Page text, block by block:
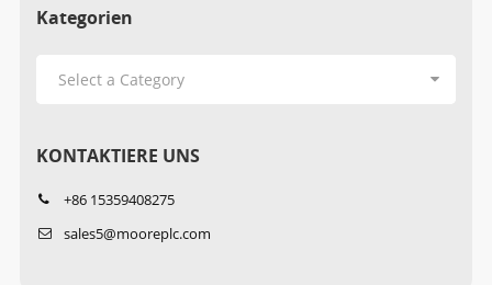
Kategorien
KONTAKTIERE UNS
+86 15359408275
sales5@mooreplc.com